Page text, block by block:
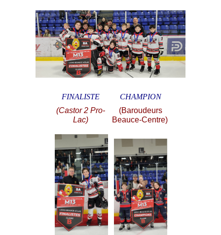
FINALISTE
(Castor 2 Pro-
Lac)
CHAMPION
(Baroudeurs
Beauce-Centre)